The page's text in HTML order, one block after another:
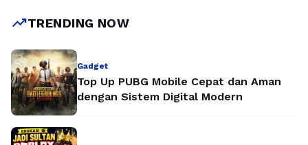
trending_upTRENDING NOW
Gadget
Top Up PUBG Mobile Cepat dan Aman
dengan Sistem Digital Modern